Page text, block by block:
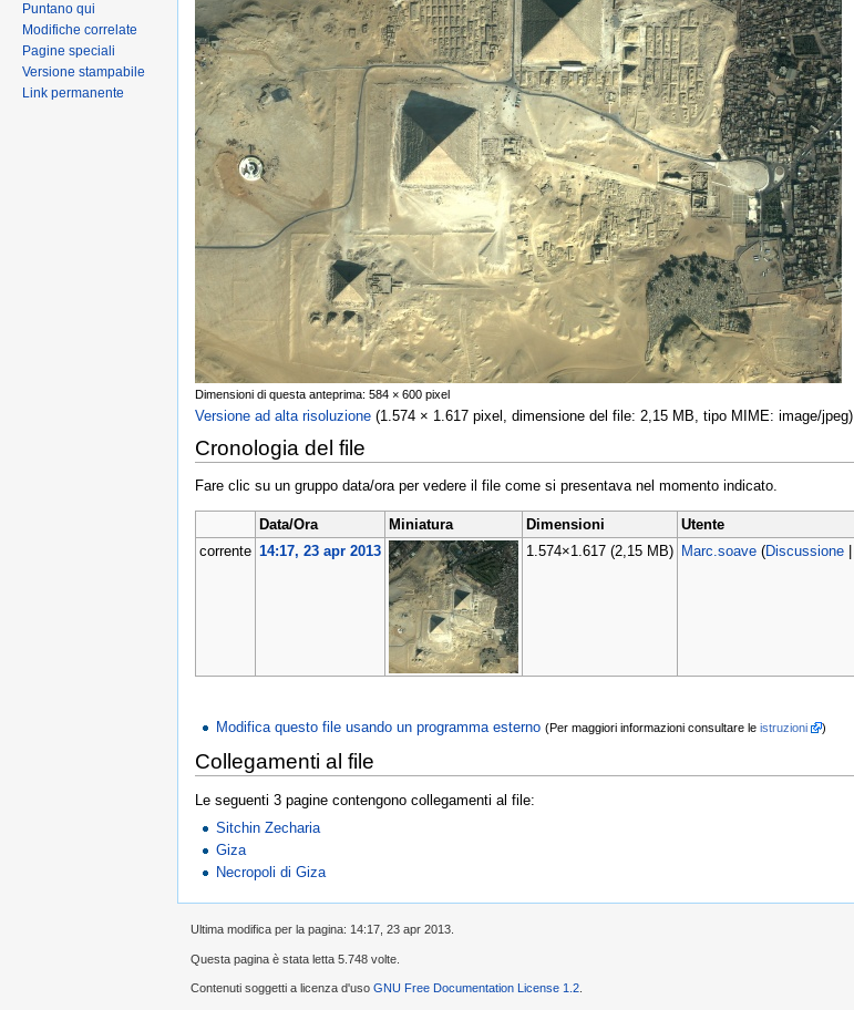
Dimensioni di questa anteprima: 584 × 600 pixel
Versione ad alta risoluzione ‎ (1.574 × 1.617 pixel, dimensione del file: 2,15 MB, tipo MIME: image/jpeg)
Cronologia del file
Fare clic su un gruppo data/ora per vedere il file come si presentava nel momento indicato.
Data/Ora Miniatura Dimensioni Utente
corrente 14:17, 23 apr 2013 1.574×1.617 (2,15 MB) Marc.soave (Discussione|
Modifica questo file usando un programma esterno (Per maggiori informazioni consultare leistruzioni )
Collegamenti al file
Le seguenti 3 pagine contengono collegamenti al file:
Sitchin Zecharia
Giza
Necropoli di Giza
Puntano qui
Modifiche correlate
Pagine speciali
Versione stampabile
Link permanente
Ultima modifica per la pagina: 14:17, 23 apr 2013.
Questa pagina è stata letta 5.748 volte.
Contenuti soggetti a licenza d'uso GNU Free Documentation License 1.2